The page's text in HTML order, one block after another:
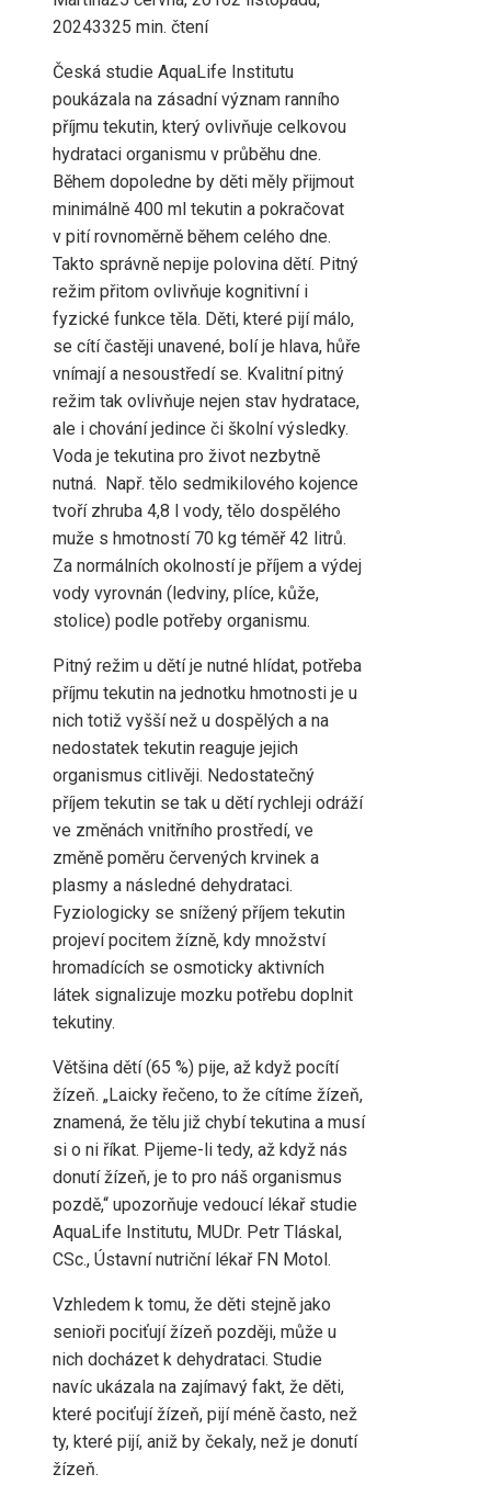
20243325 min. čtení
Česká studie AquaLife Institutu
poukázala na zásadní význam ranního
příjmu tekutin, který ovlivňuje celkovou
hydrataci organismu v průběhu dne.
Během dopoledne by děti měly přijmout
minimálně 400 ml tekutin a pokračovat
v pití rovnoměrně během celého dne.
Takto správně nepije polovina dětí. Pitný
režim přitom ovlivňuje kognitivní i
fyzické funkce těla. Děti, které pijí málo,
se cítí častěji unavené, bolí je hlava, hůře
vnímají a nesoustředí se. Kvalitní pitný
režim tak ovlivňuje nejen stav hydratace,
ale i chování jedince či školní výsledky.
Voda je tekutina pro život nezbytně
nutná. Např. tělo sedmikilového kojence
tvoří zhruba 4,8 l vody, tělo dospělého
muže s hmotností 70 kg téměř 42 litrů.
Za normálních okolností je příjem a výdej
vody vyrovnán (ledviny, plíce, kůže,
stolice) podle potřeby organismu.
Pitný režim u dětí je nutné hlídat, potřeba
příjmu tekutin na jednotku hmotnosti je u
nich totiž vyšší než u dospělých a na
nedostatek tekutin reaguje jejich
organismus citlivěji. Nedostatečný
příjem tekutin se tak u dětí rychleji odráží
ve změnách vnitřního prostředí, ve
změně poměru červených krvinek a
plasmy a následné dehydrataci.
Fyziologicky se snížený příjem tekutin
projeví pocitem žízně, kdy množství
hromadících se osmoticky aktivních
látek signalizuje mozku potřebu doplnit
tekutiny.
Většina dětí (65 %) pije, až když pocítí
žízeň. „Laicky řečeno, to že cítíme žízeň,
znamená, že tělu již chybí tekutina a musí
si o ni říkat. Pijeme-li tedy, až když nás
donutí žízeň, je to pro náš organismus
pozdě,“ upozorňuje vedoucí lékař studie
AquaLife Institutu, MUDr. Petr Tláskal,
CSc., Ústavní nutriční lékař FN Motol.
Vzhledem k tomu, že děti stejně jako
senioři pociťují žízeň později, může u
nich docházet k dehydrataci. Studie
navíc ukázala na zajímavý fakt, že děti,
které pociťují žízeň, pijí méně často, než
ty, které pijí, aniž by čekaly, než je donutí
žízeň.